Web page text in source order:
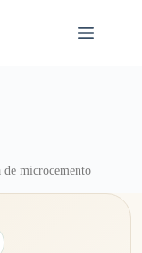
de microcemento